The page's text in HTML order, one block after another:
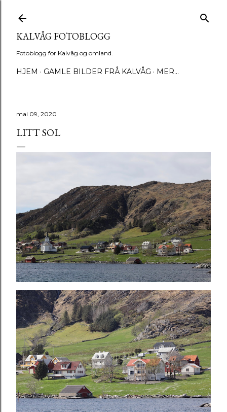
KALVÅG FOTOBLOGG
Fotoblogg for Kalvåg og omland.
HJEM GAMLE BILDER FRÅ KALVÅG MER…
mai 09, 2020
LITT SOL